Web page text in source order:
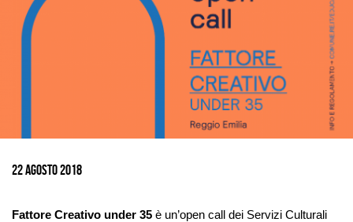
22 Agosto 2018
Fattore Creativo under 35 è un’open call dei Servizi Culturali